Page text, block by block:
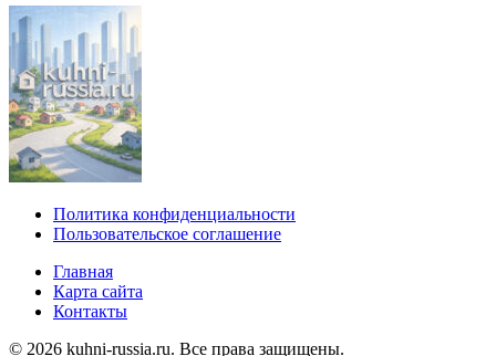
Политика конфиденциальности
Пользовательское соглашение
Главная
Карта сайта
Контакты
© 2026 kuhni-russia.ru. Все права защищены.